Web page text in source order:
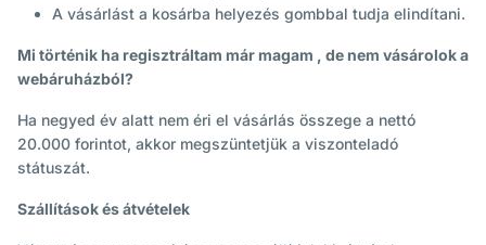
A vásárlást a kosárba helyezés gombbal tudja elindítani.
Mi történik ha regisztráltam már magam , de nem vásárolok a
webáruházból?
Ha negyed év alatt nem éri el vásárlás összege a nettó
20.000 forintot, akkor megszüntetjük a viszonteladó
státuszát.
Szállítások és átvételek